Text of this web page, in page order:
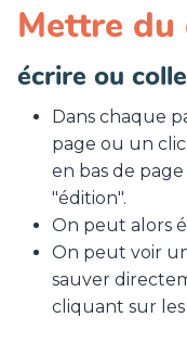
Mettre du
écrire ou
Dans chaque
page ou un
en bas de
"édition".
On peut alors
On peut voir
sauver
cliquant sur